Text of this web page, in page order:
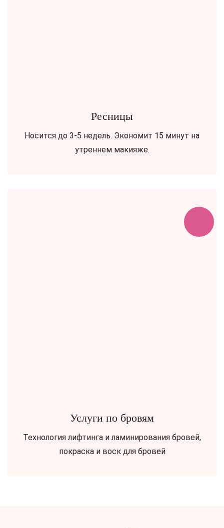
Ресницы
Носится до 3-5 недель. Экономит 15 минут на
утреннем макияже.
Услуги по бровям
Технология лифтинга и ламинирования бровей,
покраска и воск для бровей